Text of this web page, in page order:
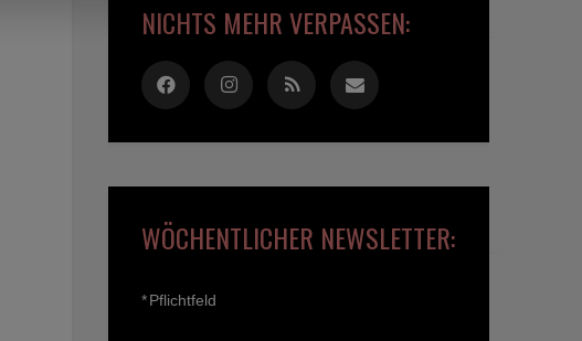
NICHTS MEHR VERPASSEN:
WÖCHENTLICHER NEWSLETTER:
*Pflichtfeld